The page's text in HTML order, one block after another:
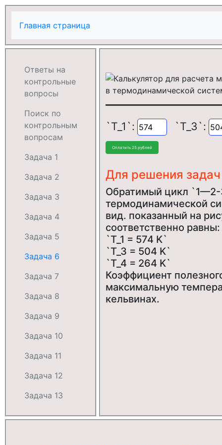
Главная страница
`T_1`: `T_3`:
Для решения
Обратимый цикл
термодинамической
вид. показанный на
соответственно равны:
`T_1 = 574 K`
`T_3 = 504 K`
`T_4 = 264 K`
Коэффициент
максимальную
кельвинах.
Ответы на
контрольные
вопросы
Поиск по
контрольным
вопросам
Задача 1
Задача 2
Задача 3
Задача 4
Задача 5
Задача 6
Задача 7
Задача 8
Задача 9
Задача 10
Задача 11
Задача 12
Задача 13